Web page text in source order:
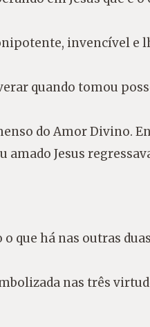
invencível e
quando tomou
do Amor Divino.
Jesus
o que há nas outras
nas três